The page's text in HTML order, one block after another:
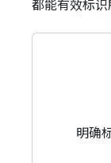
都能有效标识
明确